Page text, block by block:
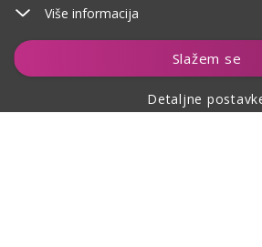
Više informacija
Slažem se
Detaljne
Dodaj u košaricu